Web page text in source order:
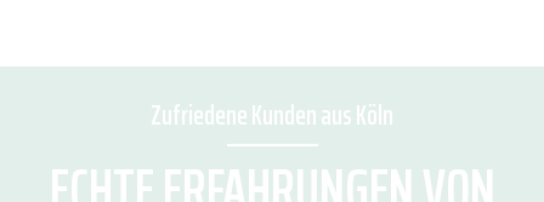
Zufriedene Kunden aus Köln